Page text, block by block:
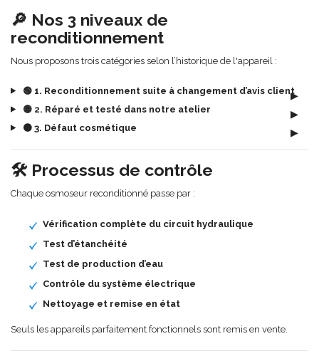
🔎 Nos 3 niveaux de
reconditionnement
Nous proposons trois catégories selon l’historique de l'appareil :
▶
🟢 1. Reconditionnement suite à changement d’avis client
▶
🟡 2. Réparé et testé dans notre atelier
▶
🟠 3. Défaut cosmétique
🛠 Processus de contrôle
Chaque osmoseur reconditionné passe par :
Vérification complète du circuit hydraulique
Test d’étanchéité
Test de production d’eau
Contrôle du système électrique
Nettoyage et remise en état
Seuls les appareils parfaitement fonctionnels sont remis en vente.